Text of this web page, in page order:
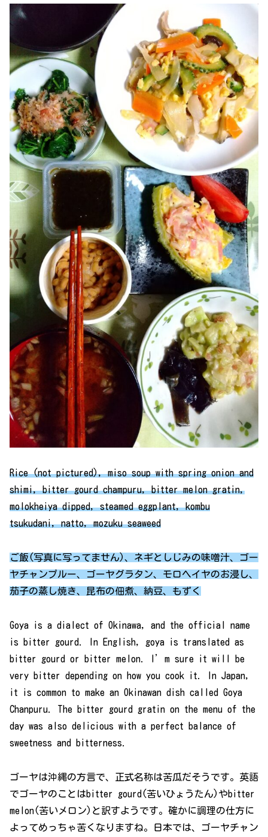
Rice (not pictured), miso soup with spring onion and
shimi, bitter gourd champuru, bitter melon gratin,
molokheiya dipped, steamed eggplant, kombu
tsukudani, natto, mozuku seaweed
ご飯(写真に写ってません)、ネギとしじみの味噌汁、ゴー
ヤチャンプルー、ゴーヤグラタン、モロヘイヤのお浸し、
茄子の蒸し焼き、昆布の佃煮、納豆、もずく
Goya is a dialect of Okinawa, and the official name
is bitter gourd. In English, goya is translated as
bitter gourd or bitter melon. I’m sure it will be
very bitter depending on how you cook it. In Japan,
it is common to make an Okinawan dish called Goya
Chanpuru. The bitter gourd gratin on the menu of the
day was also delicious with a perfect balance of
sweetness and bitterness.
ゴーヤは沖縄の方言で、正式名称は苦瓜だそうです。英語
でゴーヤのことはbitter gourd(苦いひょうたん)やbitter
melon(苦いメロン)と訳すようです。確かに調理の仕方に
よってめっちゃ苦くなりますね。日本では、ゴーヤチャン